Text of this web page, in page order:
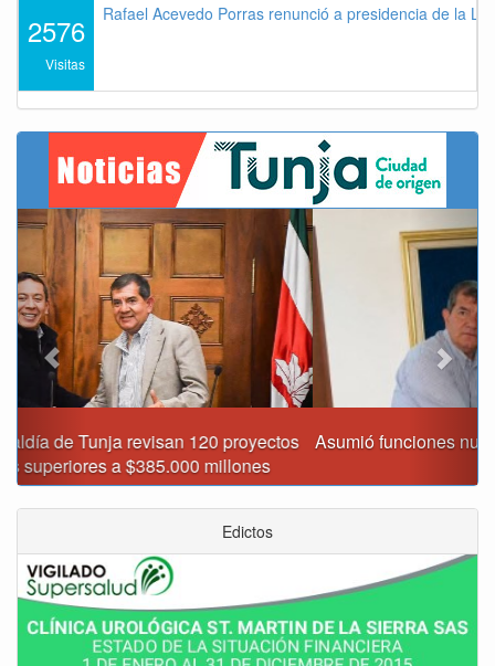
2576
Visitas
Rafael Acevedo Porras renunció a presidencia de la
Asumió funciones nuevo secretario de Medio Ambiente de
Tunja
Previous Next
Edictos